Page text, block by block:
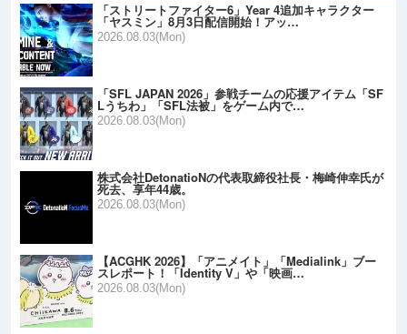
「ストリートファイター6」Year 4追加キャラクター
「ヤスミン」8月3日配信開始！アッ…
2026.08.03(Mon)
「SFL JAPAN 2026」参戦チームの応援アイテム「SF
Lうちわ」「SFL法被」をゲーム内で…
2026.08.03(Mon)
株式会社DetonatioNの代表取締役社長・梅崎伸幸氏が
死去、享年44歳。
2026.08.03(Mon)
【ACGHK 2026】「アニメイト」「Medialink」ブー
スレポート！「Identity V」や「映画…
2026.08.03(Mon)